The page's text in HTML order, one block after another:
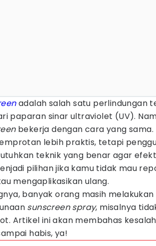
adalah salah satu perlindungan
paparan sinar ultraviolet (UV).
bekerja dengan cara yang sama.
lebih praktis, tetapi
teknik yang benar agar
pilihan jika kamu tidak mau
mengaplikasikan ulang.
banyak orang masih
sunscreen spray, misalnya
Artikel ini akan membahas
habis, ya!